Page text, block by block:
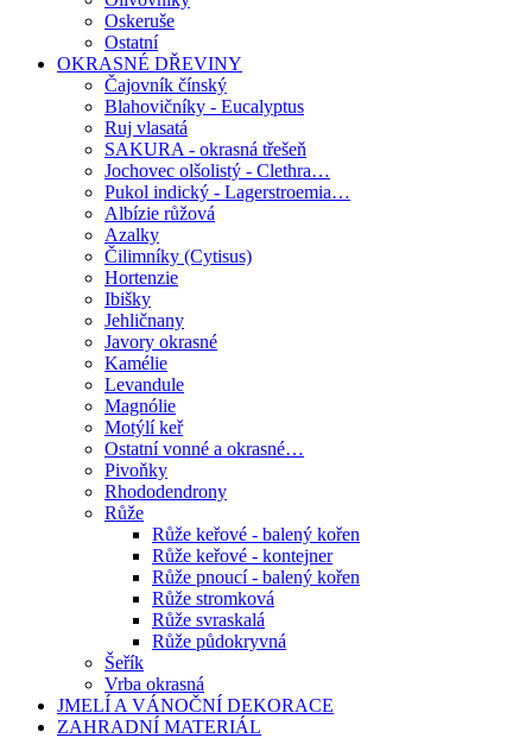
Oskeruše
Ostatní
OKRASNÉ DŘEVINY
Čajovník čínský
Blahovičníky - Eucalyptus
Ruj vlasatá
SAKURA - okrasná třešeň
Jochovec olšolistý - Clethra…
Pukol indický - Lagerstroemia…
Albízie růžová
Azalky
Čilimníky (Cytisus)
Hortenzie
Ibišky
Jehličnany
Javory okrasné
Kamélie
Levandule
Magnólie
Motýlí keř
Ostatní vonné a okrasné…
Pivoňky
Rhododendrony
Růže
Růže keřové - balený kořen
Růže keřové - kontejner
Růže pnoucí - balený kořen
Růže stromková
Růže svraskalá
Růže půdokryvná
Šeřík
Vrba okrasná
JMELÍ A VÁNOČNÍ DEKORACE
ZAHRADNÍ MATERIÁL